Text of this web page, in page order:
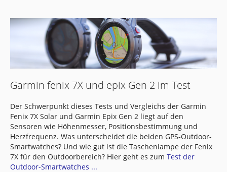
Garmin fenix 7X und epix Gen 2 im Test
Der Schwerpunkt dieses Tests und Vergleichs der Garmin
Fenix 7X Solar und Garmin Epix Gen 2 liegt auf den
Sensoren wie Höhenmesser, Positionsbestimmung und
Herzfrequenz. Was unterscheidet die beiden GPS-Outdoor-
Smartwatches? Und wie gut ist die Taschenlampe der Fenix
7X für den Outdoorbereich? Hier geht es zum Test der
Outdoor-Smartwatches ...